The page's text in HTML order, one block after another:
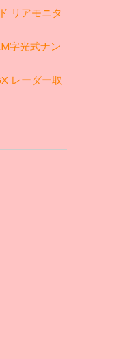
リアモニタ
字光式ナン
レーダー取